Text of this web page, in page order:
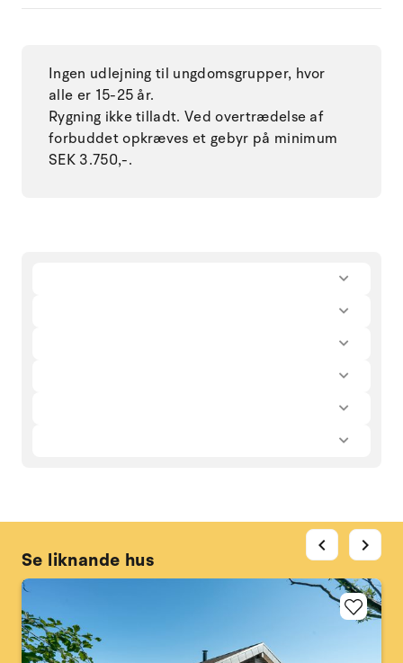
Ingen udlejning til ungdomsgrupper, hvor
alle er 15-25 år.
Rygning ikke tilladt. Ved overtrædelse af
forbuddet opkræves et gebyr på minimum
SEK 3.750,-.
Se liknande hus
chevron_left chevron_right